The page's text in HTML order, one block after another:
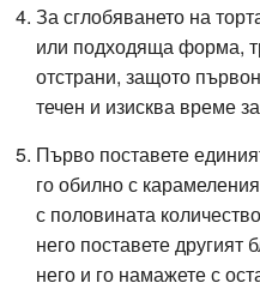
За сглобяването на
или подходяща форма,
отстрани, защото
течен и изисква време
Първо поставете
го обилно с
с половината
него поставете другият
него и го намажете с